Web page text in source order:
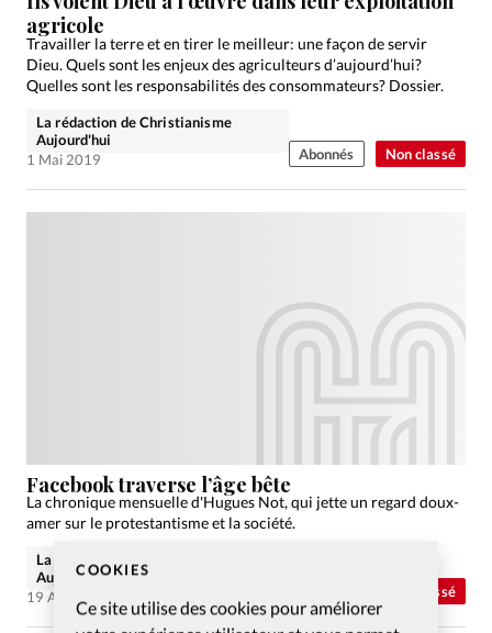
COOKIES
Ce site utilise des cookies pour améliorer
Non classé
agricole
Travailler la terre et en tirer le meilleur: une façon de servir
Dieu. Quels sont les enjeux des agriculteurs d’aujourd’hui?
Quelles sont les responsabilités des consommateurs? Dossier.
La rédaction de Christianisme
Aujourd'hui
1 Mai 2019
Abonnés
Non classé
Facebook traverse l’âge bête
La chronique mensuelle d'Hugues Not, qui jette un regard doux-
amer sur le protestantisme et la société.
La rédaction de Christianisme
Aujourd'hui
19 Avr 2019